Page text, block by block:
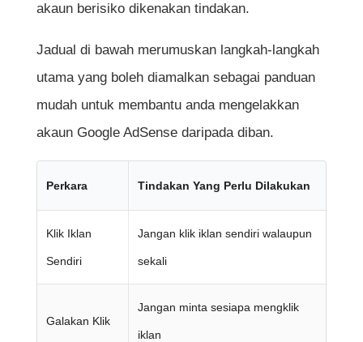
akaun berisiko dikenakan tindakan.
Jadual di bawah merumuskan langkah-langkah
utama yang boleh diamalkan sebagai panduan
mudah untuk membantu anda mengelakkan
akaun Google AdSense daripada diban.
Perkara Tindakan Yang Perlu Dilakukan
Klik Iklan
Sendiri
Jangan klik iklan sendiri walaupun
sekali
Galakan Klik
Jangan minta sesiapa mengklik
iklan